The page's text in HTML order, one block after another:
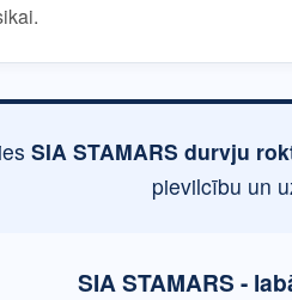
SIA STAMARS durvju
pievilcību un
SIA STAMARS -